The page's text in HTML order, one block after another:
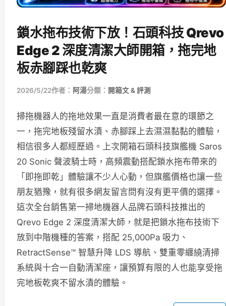
鎖水拖布技術下放！石頭科技 Qrevo
Edge 2 深度清潔大師開箱，拖完地
板赤腳踩也乾爽
2026/5/22作者： 阿湯分類： 開箱文 & 評測
掃拖機器人的拖地效果一直是消費者最在意的環節之
一，拖完地板殘留水漬、赤腳踩上去濕濕黏黏的體驗，
相信很多人都經歷過。上次開箱石頭科技旗艦機 Saros
20 Sonic 聲波騎士時，高頻震動搭配鎖水拖布帶來的
「即拖即乾」體驗讓不少人心動，但旗艦價格也讓一些
朋友猶豫，就有很多網友留言問有沒有更平價的選擇。
這次全台銷售第一掃地機器人品牌石頭科技推出的
Qrevo Edge 2 深度清潔大師，就是把鎖水拖布技術下
放到中階機種的答案，搭配 25,000Pa 吸力、
RetractSense™ 智慧升降 LDS 導航、雙重零纏繞清掃
系統與十合一自動清潔座，讓預算有限的人也能享受拖
完地板乾爽不留水漬的體驗。